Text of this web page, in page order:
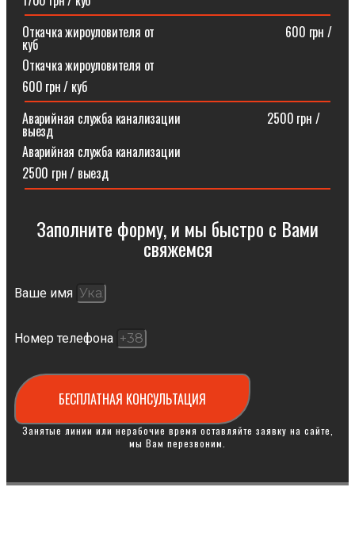
Откачка жироуловителя от⠀⠀⠀⠀⠀⠀⠀⠀⠀⠀⠀⠀⠀⠀600 грн /
куб
Откачка жироуловителя от
600 грн / куб
Аварийная служба канализации ⠀⠀⠀⠀⠀⠀⠀⠀⠀2500 грн /
выезд
Аварийная служба канализации
2500 грн / выезд
Заполните форму, и мы быстро с Вами
свяжемся​
Ваше имя
Номер телефона
БЕСПЛАТНАЯ КОНСУЛЬТАЦИЯ
Занятые линии или нерабочие время оставляйте заявку на сайте,
мы Вам перезвоним.